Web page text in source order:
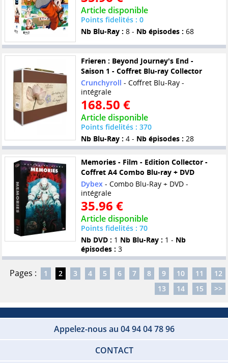
Article disponible
Points fidelités : 0
Nb Blu-Ray : 8 - Nb épisodes : 68
Frieren : Beyond Journey's End -
Saison 1 - Coffret Blu-ray Collector
Crunchyroll - Coffret Blu-Ray -
intégrale
168.50 €
Article disponible
Points fidelités : 370
Nb Blu-Ray : 4 - Nb épisodes : 28
Memories - Film - Edition Collector -
Coffret A4 Combo Blu-ray + DVD
Dybex- Combo Blu-Ray + DVD -
intégrale
35.96 €
Article disponible
Points fidelités : 70
Nb DVD : 1 Nb Blu-Ray : 1 - Nb
épisodes : 3
Pages : 1 2 3 4 5 6 7 8 9 10 11
12
13
14 15 >>
Appelez-nous au 04 94 04 78 96
CONTACT